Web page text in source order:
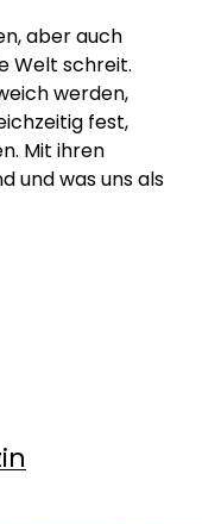
aber auch
Welt schreit.
werden,
fest,
Mit ihren
und was uns als